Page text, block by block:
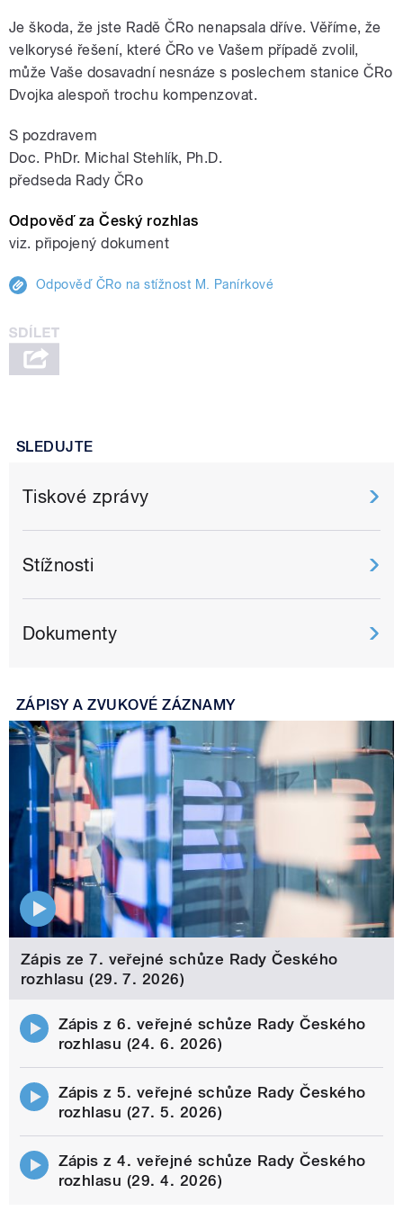
Je škoda, že jste Radě ČRo nenapsala dříve. Věříme, že
velkorysé řešení, které ČRo ve Vašem případě zvolil,
může Vaše dosavadní nesnáze s poslechem stanice ČRo
Dvojka alespoň trochu kompenzovat.
S pozdravem
Doc. PhDr. Michal Stehlík, Ph.D.
předseda Rady ČRo
Odpověď za Český rozhlas
viz. připojený dokument
Odpověď ČRo na stížnost M. Panírkové
SLEDUJTE
Tiskové zprávy
Stížnosti
Dokumenty
ZÁPISY A ZVUKOVÉ ZÁZNAMY
Zápis ze 7. veřejné schůze Rady Českého
rozhlasu (29. 7. 2026)
Zápis z 6. veřejné schůze Rady Českého
rozhlasu (24. 6. 2026)
Zápis z 5. veřejné schůze Rady Českého
rozhlasu (27. 5. 2026)
Zápis z 4. veřejné schůze Rady Českého
rozhlasu (29. 4. 2026)